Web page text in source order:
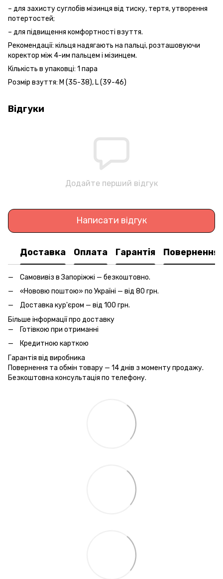
– для захисту суглобів мізинця від тиску, тертя, утворення
потертостей;
– для підвищення комфортності взуття.
Рекомендації: кільця надягають на пальці, розташовуючи
коректор між 4-им пальцем і мізинцем.
Кількість в упаковці: 1 пара
Розмір взуття: M (35-38), L (39-46)
Відгуки
Додайте перший відгук
Написати відгук
Доставка Оплата Гарантія Повернення
Самовивіз в Запоріжжі — безкоштовно.
«Нововю поштою» по Україні — від 80 грн.
Доставка кур'єром — від 100 грн.
Більше інформації про доставку
Готівкою при отриманні
Кредитною карткою
Гарантія від виробника
Повернення та обмін товару — 14 днів з моменту продажу.
Безкоштовна консультація по телефону.